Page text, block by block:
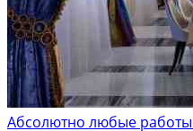
Абсолютно любые